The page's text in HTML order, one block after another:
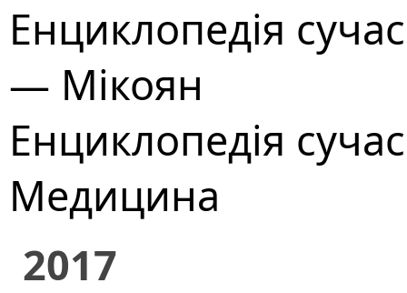
Енциклопедія
— Мікоян
Енциклопедія
Медицина
2017